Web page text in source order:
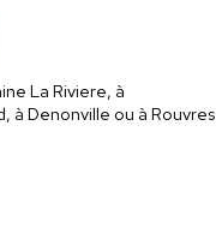
La Riviere, à
à Denonville ou à Rouvres